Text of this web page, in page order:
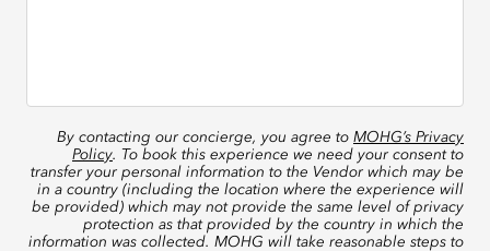
By contacting our concierge, you agree to MOHG’s Privacy
Policy. To book this experience we need your consent to
transfer your personal information to the Vendor which may be
in a country (including the location where the experience will
be provided) which may not provide the same level of privacy
protection as that provided by the country in which the
information was collected. MOHG will take reasonable steps to